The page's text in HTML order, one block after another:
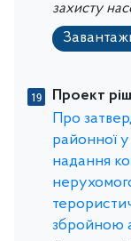
захисту
Проект
Про
районної у
надання
збройною